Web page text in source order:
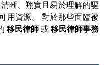
晰、翔實且易於理解的驅
用資源。 對於那些面臨被
移民律師 或 移民律師事務